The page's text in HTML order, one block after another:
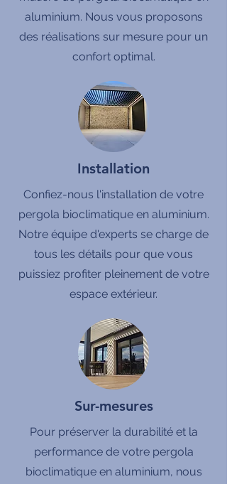
aluminium. Nous vous proposons
des réalisations sur mesure pour un
confort optimal.
Installation
Confiez-nous l'installation de votre
pergola bioclimatique en aluminium.
Notre équipe d'experts se charge de
tous les détails pour que vous
puissiez profiter pleinement de votre
espace extérieur.
Sur-mesures
Pour préserver la durabilité et la
performance de votre pergola
bioclimatique en aluminium, nous